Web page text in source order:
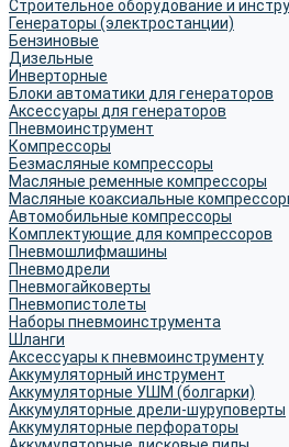
Строительное оборудование и
Генераторы (электростанции)
Бензиновые
Дизельные
Инверторные
Блоки автоматики для генераторов
Аксессуары для генераторов
Пневмоинструмент
Компрессоры
Безмасляные компрессоры
Масляные ременные компрессоры
Масляные коаксиальные
Автомобильные компрессоры
Комплектующие для компрессоров
Пневмошлифмашины
Пневмодрели
Пневмогайковерты
Пневмопистолеты
Наборы пневмоинструмента
Шланги
Аксессуары к пневмоинструменту
Аккумуляторный инструмент
Аккумуляторные УШМ (болгарки)
Аккумуляторные дрели-шуруповерты
Аккумуляторные перфораторы